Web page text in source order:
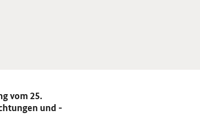
vom 25.
und -